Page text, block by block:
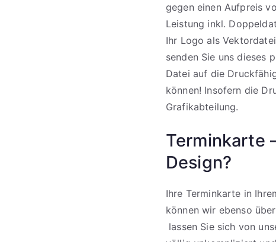
gegen einen Aufpreis
Leistung inkl.
Ihr Logo als
senden Sie uns dieses
Datei auf die
können! Insofern die
Grafikabteilung.
Terminkarte
Design?
Ihre Terminkarte in
können wir ebenso
lassen Sie sich von